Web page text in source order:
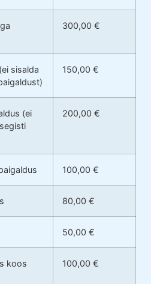
300,00 €
sisalda
150,00 €
(ei
200,00 €
100,00 €
80,00 €
50,00 €
koos
100,00 €